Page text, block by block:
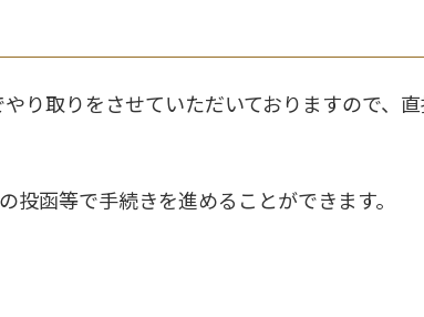
り取りをさせていただいておりますので、
函等で手続きを進めることができます。